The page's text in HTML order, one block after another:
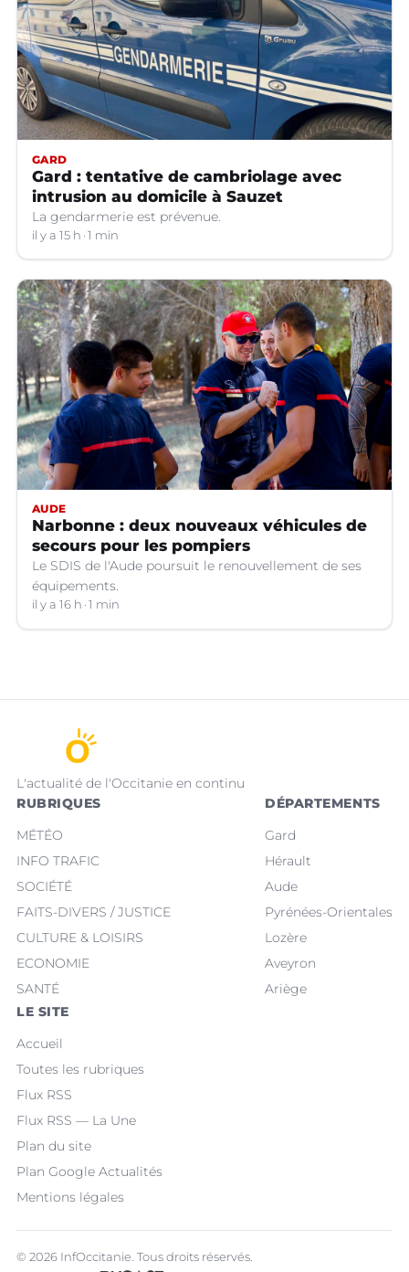
GARD
Gard : tentative de cambriolage avec
intrusion au domicile à Sauzet
La gendarmerie est prévenue.
il y a 15 h 1 min
AUDE
Narbonne : deux nouveaux véhicules de
secours pour les pompiers
Le SDIS de l'Aude poursuit le renouvellement de ses
équipements.
il y a 16 h 1 min
L'actualité de l'Occitanie en continu
RUBRIQUES
MÉTÉO
INFO TRAFIC
SOCIÉTÉ
FAITS-DIVERS / JUSTICE
CULTURE & LOISIRS
ECONOMIE
SANTÉ
DÉPARTEMENTS
Gard
Hérault
Aude
Pyrénées-Orientales
Lozère
Aveyron
Ariège
LE SITE
Accueil
Toutes les rubriques
Flux RSS
Flux RSS — La Une
Plan du site
Plan Google Actualités
Mentions légales
© 2026 InfOccitanie. Tous droits réservés.